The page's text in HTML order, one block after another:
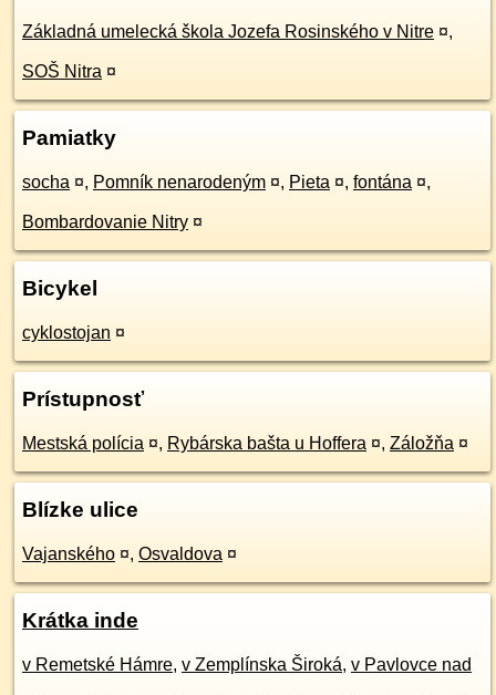
Základná umelecká škola Jozefa Rosinského v Nitre ¤,
SOŠ Nitra ¤
Pamiatky
socha ¤, Pomník nenarodeným ¤, Pieta ¤, fontána ¤,
Bombardovanie Nitry ¤
Bicykel
cyklostojan ¤
Prístupnosť
Mestská polícia ¤, Rybárska bašta u Hoffera ¤, Záložňa ¤
Blízke ulice
Vajanského ¤, Osvaldova ¤
Krátka inde
v Remetské Hámre, v Zemplínska Široká, v Pavlovce nad